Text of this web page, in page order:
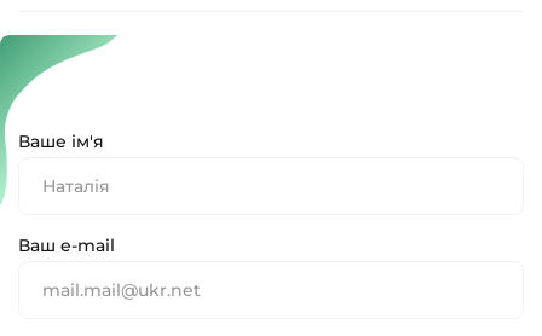
Ваше ім'я
Ваш e-mail